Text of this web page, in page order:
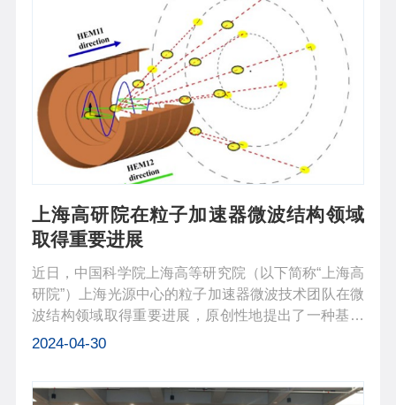
上海高研院在粒子加速器微波结构领域
取得重要进展
近日，中国科学院上海高等研究院（以下简称“上海高
研院”）上海光源中心的粒子加速器微波技术团队在微
波结构领域取得重要进展，原创性地提出了一种基于
正交双模式的极化方向可变偏转腔的新概念，并基于
构设计。研究成果以 ”Design...
2024-04-30